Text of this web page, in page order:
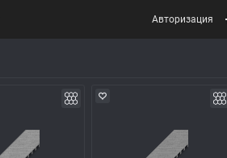
Авторизация